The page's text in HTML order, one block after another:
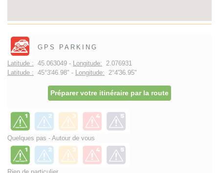
GPS PARKING
Latitude : 45.063049 - Longitude: 2.076931
Latitude : 45°3'46.98" - Longitude: 2°4'36.95"
Préparer votre itinéraire par la route
Quelques pas - Autour de vous